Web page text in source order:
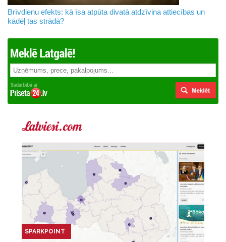
Brīvdienu efekts: kā īsa atpūta divatā atdzīvina attiecības un
kādēļ tas strādā?